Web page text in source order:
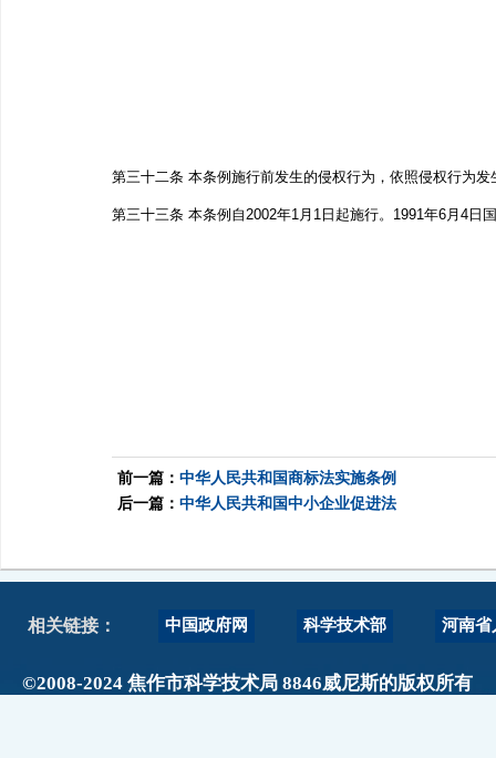
第三十二条 本条例施行前发生的侵权行为，依照侵权行为
第三十三条 本条例自2002年1月1日起施行。1991年6月4日
前一篇： 中华人民共和国商标法实施条例
后一篇： 中华人民共和国中小企业促进法
相关链接： 中国政府网 科学技术部 河南省
©2008-2024 焦作市科学技术局 8846威尼斯的版权所有